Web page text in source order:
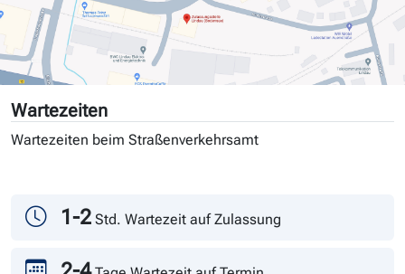
Wartezeiten
Wartezeiten beim Straßenverkehrsamt
Andrang
1-2 Std. Wartezeit auf Zulassung